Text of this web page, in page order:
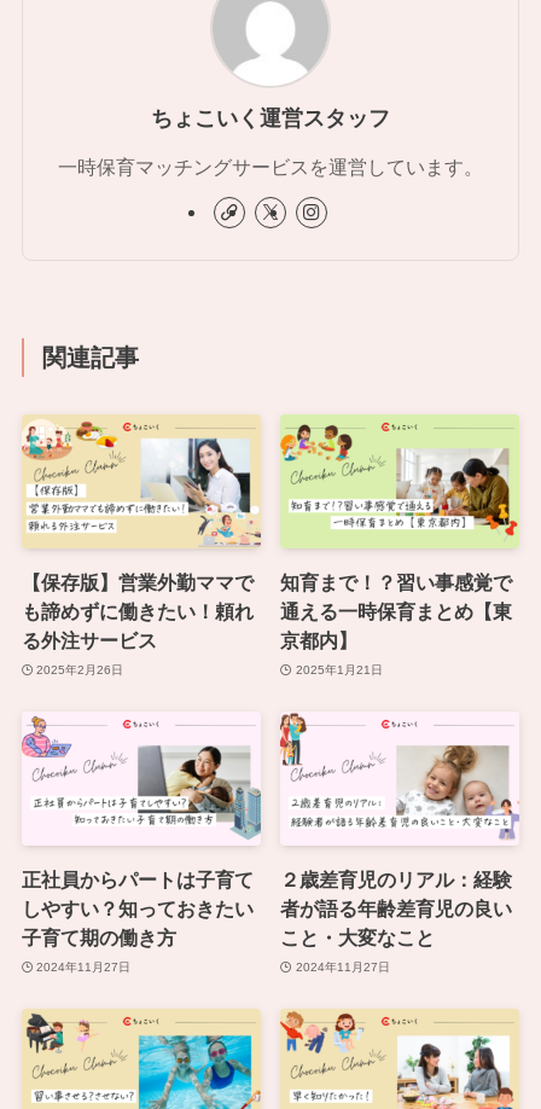
ちょこいく運営スタッフ
一時保育マッチングサービスを運営しています。
関連記事
【保存版】営業外勤ママで
も諦めずに働きたい！頼れ
る外注サービス
2025年2月26日
知育まで！？習い事感覚で
通える一時保育まとめ【東
京都内】
2025年1月21日
正社員からパートは子育て
しやすい？知っておきたい
子育て期の働き方
2024年11月27日
２歳差育児のリアル：経験
者が語る年齢差育児の良い
こと・大変なこと
2024年11月27日